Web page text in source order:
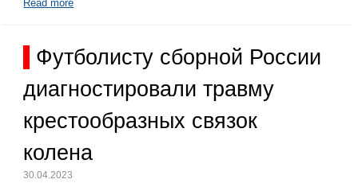
Read more
Футболисту сборной России
диагностировали травму
крестообразных связок
колена
30.04.2023